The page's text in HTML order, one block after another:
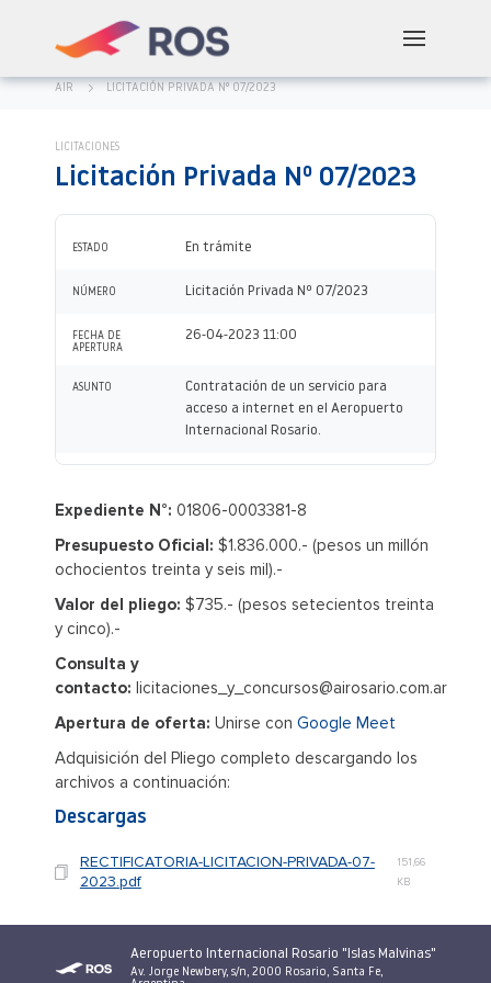
AIR LICITACIÓN PRIVADA Nº 07/2023
LICITACIONES
Licitación Privada Nº 07/2023
ESTADO En trámite
NÚMERO Licitación Privada Nº 07/2023
FECHA DE
APERTURA
26-04-2023 11:00
ASUNTO
Contratación de un servicio para
acceso a internet en el Aeropuerto
Internacional Rosario.
Expediente N°: 01806-0003381-8
Presupuesto Oficial: $1.836.000.- (pesos un millón
ochocientos treinta y seis mil).-
Valor del pliego: $735.- (pesos setecientos treinta
y cinco).-
Consulta y
contacto: licitaciones_y_concursos@airosario.com.ar
Apertura de oferta: Unirse con Google Meet
Adquisición del Pliego completo descargando los
archivos a continuación:
Descargas
RECTIFICATORIA-LICITACION-PRIVADA-07-
2023.pdf
151,66
KB
Aeropuerto Internacional Rosario "Islas Malvinas"
Av. Jorge Newbery, s/n, 2000 Rosario, Santa Fe,